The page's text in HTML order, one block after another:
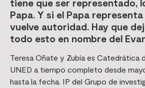
tiene que ser representado,
Papa. Y si el Papa representa
vuelve autoridad. Hay que
todo esto en nombre del
Teresa Oñate y Zubía es Catedrática
UNED a tiempo completo desde
hasta la fecha. IP del Grupo de